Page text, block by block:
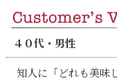
４０代・男性
知人に「どれも美味